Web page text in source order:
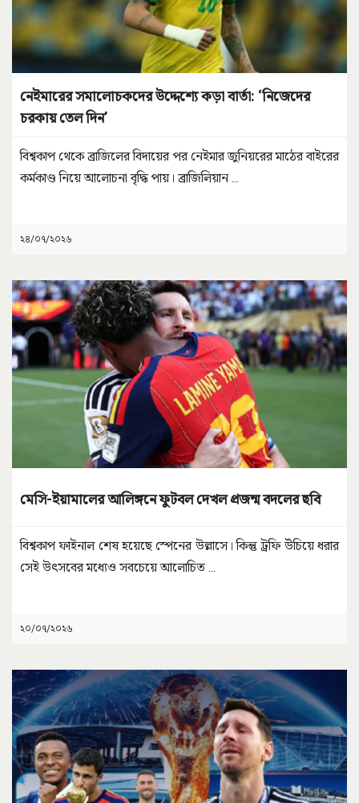
নেইমারের সমালোচকদের উদ্দেশ্যে কড়া বার্তা: ‘নিজেদের
চরকায় তেল দিন’
বিশ্বকাপ থেকে ব্রাজিলের বিদায়ের পর নেইমার জুনিয়রের মাঠের বাইরের
কর্মকাণ্ড নিয়ে আলোচনা বৃদ্ধি পায়। ব্রাজিলিয়ান...
২৪/০৭/২০২৬
মেসি-ইয়ামালের আলিঙ্গনে ফুটবল দেখল প্রজন্ম বদলের ছবি
বিশ্বকাপ ফাইনাল শেষ হয়েছে স্পেনের উল্লাসে। কিন্তু ট্রফি উঁচিয়ে ধরার
সেই উৎসবের মধ্যেও সবচেয়ে আলোচিত ...
২০/০৭/২০২৬